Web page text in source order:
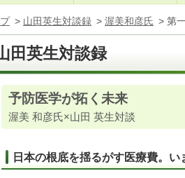
> 山田英生対談録 > 渥美和彦氏 > 第
田英生対談録
予防医学が拓く未来
渥美 和彦氏×山田 英生対談
日本の根底を揺るがす医療費。